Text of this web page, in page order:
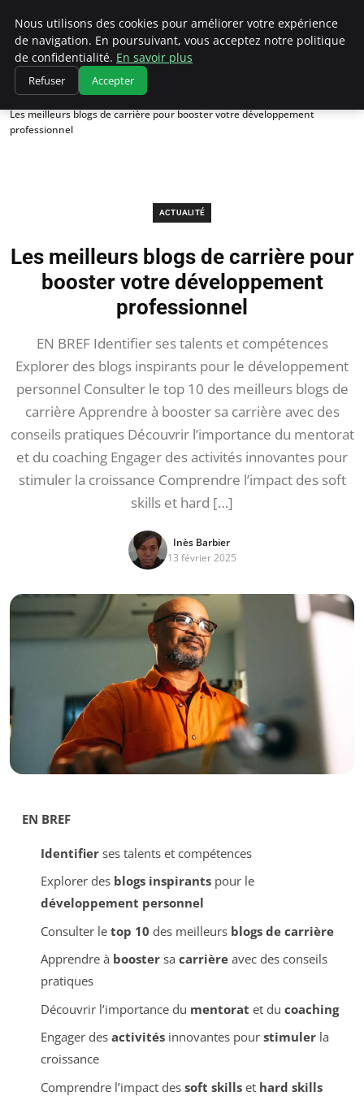
Chasseur De Tête
Accueil
Actualité
Les meilleurs blogs de carrière pour booster votre développement
professionnel
ACTUALITÉ
Les meilleurs blogs de carrière pour
booster votre développement
professionnel
EN BREF Identifier ses talents et compétences
Explorer des blogs inspirants pour le développement
personnel Consulter le top 10 des meilleurs blogs de
carrière Apprendre à booster sa carrière avec des
conseils pratiques Découvrir l’importance du mentorat
et du coaching Engager des activités innovantes pour
stimuler la croissance Comprendre l’impact des soft
skills et hard […]
Inès Barbier
13 février 2025
EN BREF
Identifierses talents et compétences
Explorer des blogs inspirantspour le
développement personnel
Consulter le top 10 des meilleurs blogs de carrière
Apprendre à boostersa carrièreavec des conseils
pratiques
Découvrir l’importance du mentorat et du coaching
Engager des activitésinnovantes pour stimulerla
croissance
Comprendre l’impact des soft skillset hard skills
Nous utilisons des cookies pour améliorer votre expérience
de navigation. En poursuivant, vous acceptez notre politique
de confidentialité. En savoir plus
Refuser Accepter